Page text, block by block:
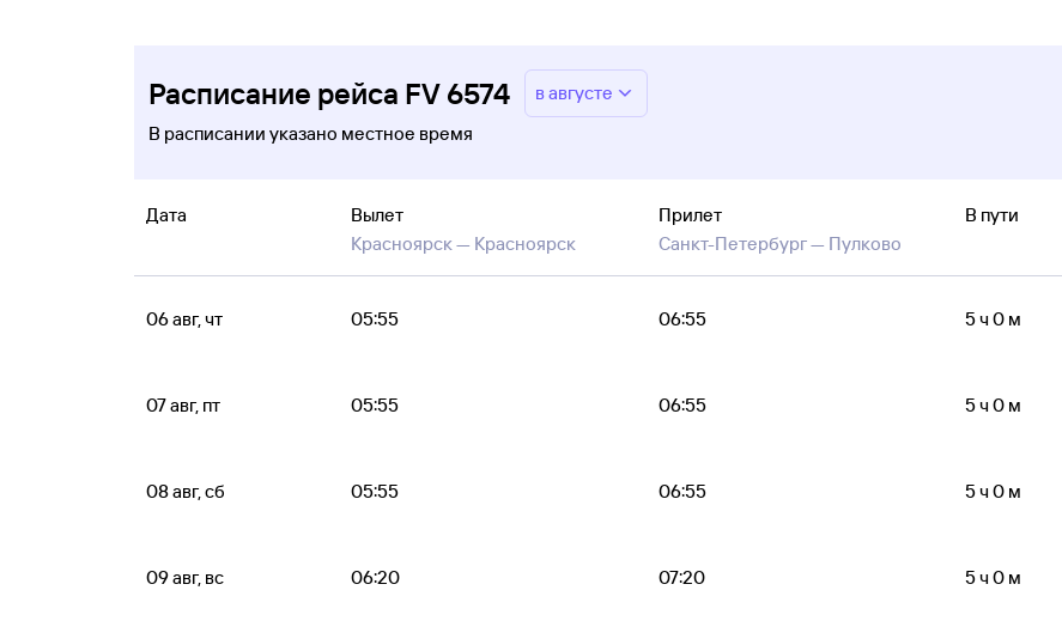
Расписание рейса FV 6574
в августе
В расписании указано местное время
Дата
Вылет
Красноярск — Красноярск
Прилет
Санкт-Петербург — Пулково
В пути
06 авг, чт 05:55 06:55 5 ч 0 м
07 авг, пт 05:55 06:55 5 ч 0 м
08 авг, сб 05:55 06:55 5 ч 0 м
09 авг, вс 06:20 07:20 5 ч 0 м